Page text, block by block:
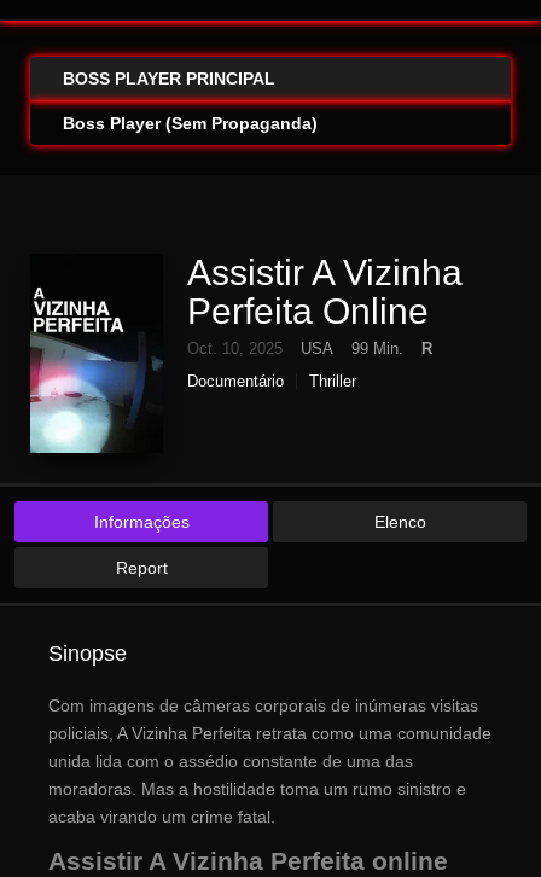
BOSS PLAYER PRINCIPAL
Boss Player (Sem Propaganda)
Assistir A Vizinha
Perfeita Online
Oct. 10, 2025 USA 99 Min.
R
Documentário
Thriller
Informações Elenco
Report
Sinopse
Com imagens de câmeras corporais de inúmeras visitas
policiais, A Vizinha Perfeita retrata como uma comunidade
unida lida com o assédio constante de uma das
moradoras. Mas a hostilidade toma um rumo sinistro e
acaba virando um crime fatal.
Assistir A Vizinha Perfeita online